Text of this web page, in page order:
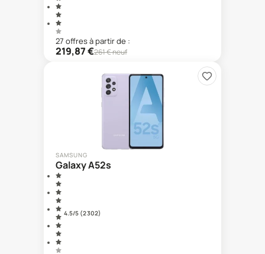
27 offresà partir de :
219,87€261€ neuf
SAMSUNG
Galaxy A52s
4.5/5 (2 302)